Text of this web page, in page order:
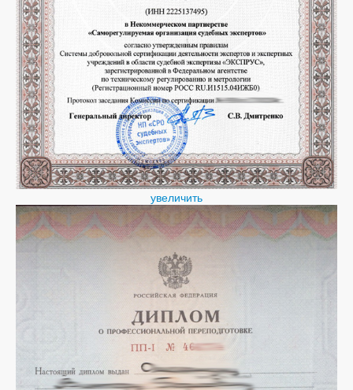
увеличить